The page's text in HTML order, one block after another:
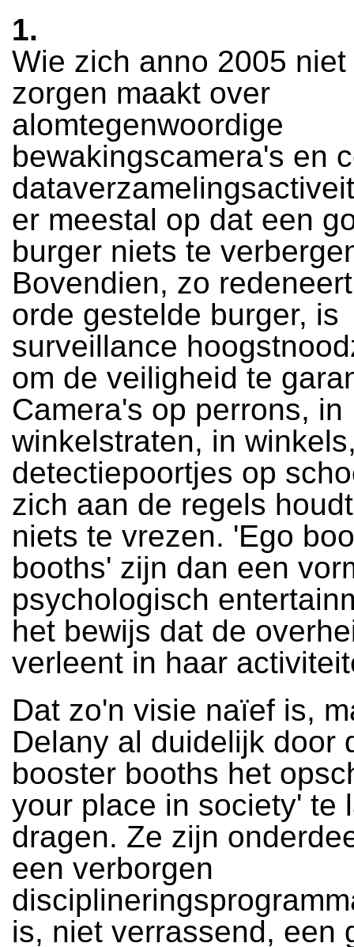
1.
Wie zich anno 2005 niet
zorgen maakt over
alomtegenwoordige
bewakingscamera's en
er meestal op dat een
burger niets te
Bovendien, zo
orde gestelde burger, is
surveillance
om de veiligheid te
Camera's op perrons, in
winkelstraten, in
detectiepoortjes op
zich aan de regels
niets te vrezen. 'Ego
booths' zijn dan een
psychologisch
het bewijs dat de
verleent in haar
Dat zo'n visie naïef is,
Delany al duidelijk door
booster booths het
your place in society' te
dragen. Ze zijn
een verborgen
is, niet verrassend, een